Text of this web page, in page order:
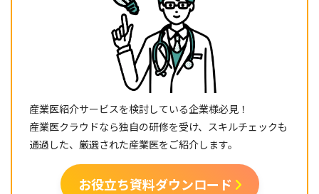
産業医紹介サービスを検討している企業様必見！
産業医クラウドなら独自の研修を受け、スキルチェックも
通過した、厳選された産業医をご紹介します。
お役立ち資料ダウンロード